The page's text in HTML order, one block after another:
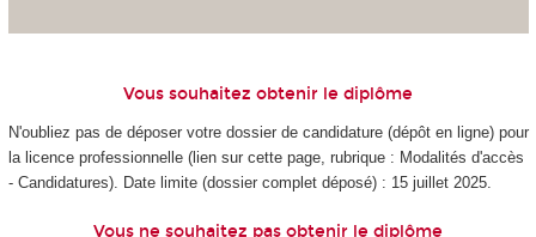
Vous souhaitez obtenir le diplôme
N'oubliez pas de déposer votre dossier de candidature (dépôt en ligne) pour
la licence professionnelle (lien sur cette page, rubrique : Modalités d'accès
- Candidatures). Date limite (dossier complet déposé) : 15 juillet 2025.
Vous ne souhaitez pas obtenir le diplôme